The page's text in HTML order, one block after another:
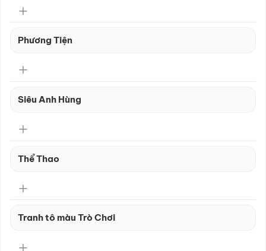
Phương Tiện
Siêu Anh Hùng
Thể Thao
Tranh tô màu Trò Chơi